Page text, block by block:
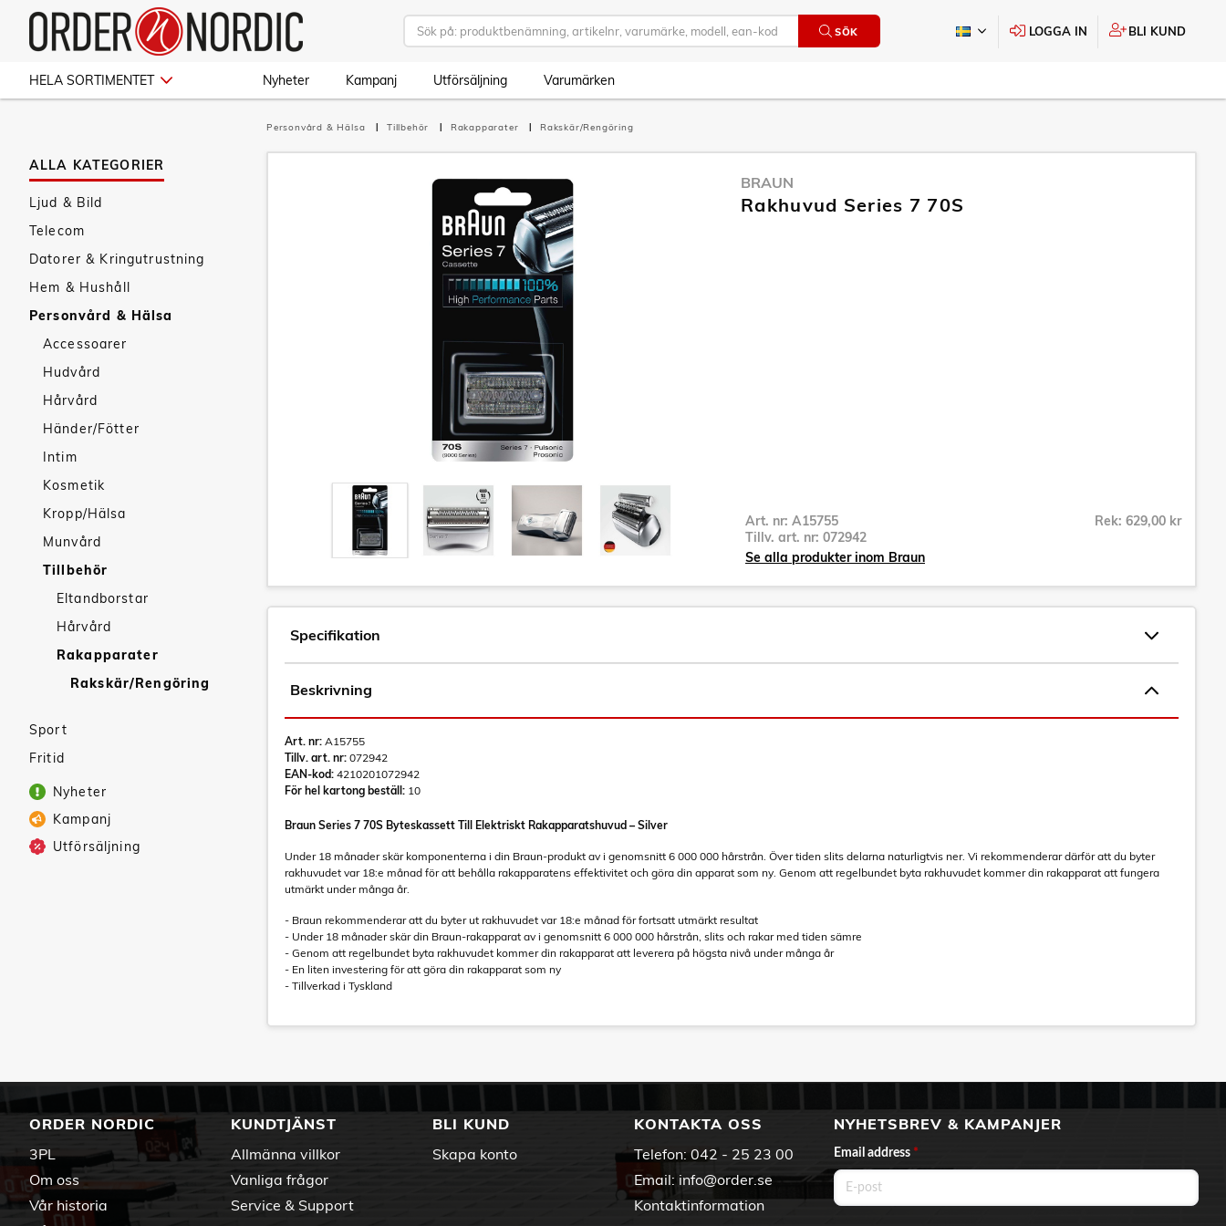
SÖK LOGGA IN BLI KUND
HELA SORTIMENTET Nyheter Kampanj Utförsäljning Varumärken
ALLA KATEGORIER
Ljud & Bild
Telecom
Datorer & Kringutrustning
Hem & Hushåll
Personvård & Hälsa
Accessoarer
Hudvård
Hårvård
Händer/Fötter
Intim
Kosmetik
Kropp/Hälsa
Munvård
Tillbehör
Eltandborstar
Hårvård
Rakapparater
Rakskär/Rengöring
Sport
Fritid
Nyheter
Kampanj
Utförsäljning
Personvård & Hälsa Tillbehör Rakapparater Rakskär/Rengöring
BRAUN
Rakhuvud Series 7 70S
Art. nr: A15755
Tillv. art. nr: 072942
Rek: 629,00 kr
Se alla produkter inom Braun
Specifikation
Beskrivning
Art. nr: A15755
Tillv. art. nr: 072942
EAN-kod: 4210201072942
För hel kartong beställ: 10
Braun Series 7 70S Byteskassett Till Elektriskt Rakapparatshuvud – Silver
Under 18 månader skär komponenterna i din Braun-produkt av i genomsnitt 6 000 000 hårstrån. Över tiden slits delarna naturligtvis ner. Vi rekommenderar därför att du byter
rakhuvudet var 18:e månad för att behålla rakapparatens effektivitet och göra din apparat som ny. Genom att regelbundet byta rakhuvudet kommer din rakapparat att fungera
utmärkt under många år.
- Braun rekommenderar att du byter ut rakhuvudet var 18:e månad för fortsatt utmärkt resultat
- Under 18 månader skär din Braun-rakapparat av i genomsnitt 6 000 000 hårstrån, slits och rakar med tiden sämre
- Genom att regelbundet byta rakhuvudet kommer din rakapparat att leverera på högsta nivå under många år
- En liten investering för att göra din rakapparat som ny
- Tillverkad i Tyskland
ORDER NORDIC
3PL
Om oss
Vår historia
KUNDTJÄNST
Allmänna villkor
Vanliga frågor
Service & Support
BLI KUND
Skapa konto
KONTAKTA OSS
Telefon: 042 - 25 23 00
Email: info@order.se
Kontaktinformation
NYHETSBREV & KAMPANJER
Email address *